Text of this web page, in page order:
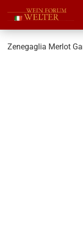
Zenegaglia Merlot